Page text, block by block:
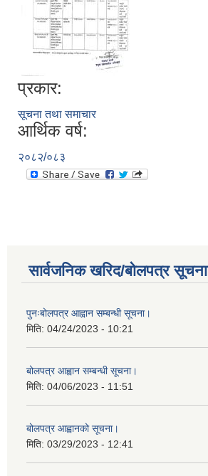
प्रकार:
सूचना तथा समाचार
आर्थिक वर्ष:
२०८२/०८३
सार्वजनिक खरिद/बोलपत्र सूचना
पुनःबोलपत्र आह्वान सम्बन्धी सूचना।
मिति: 04/24/2023 - 10:21
बोलपत्र आह्वान सम्बन्धी सूचना।
मिति: 04/06/2023 - 11:51
बोलपत्र आह्वानको सूचना।
मिति: 03/29/2023 - 12:41